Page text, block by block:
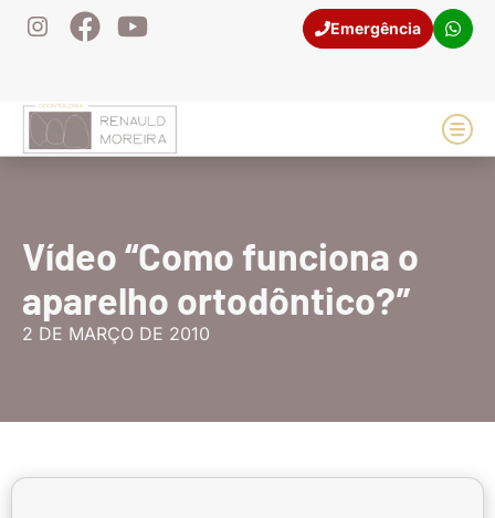
Emergência
Vídeo “Como funciona o
aparelho ortodôntico?”
2 DE MARÇO DE 2010